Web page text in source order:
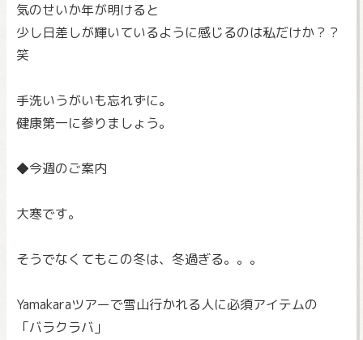
気のせいか年が明けると
少し日差しが輝いているように感じるのは私だけか？？
笑
手洗いうがいも忘れずに。
健康第一に参りましょう。
◆今週のご案内
大寒です。
そうでなくてもこの冬は、冬過ぎる。。。
Yamakaraツアーで雪山行かれる人に必須アイテムの
「バラクラバ」